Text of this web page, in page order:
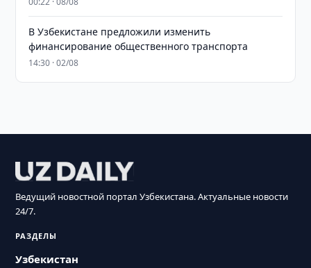
В Узбекистане предложили изменить
финансирование общественного транспорта
14:30 · 02/08
Ведущий новостной портал Узбекистана. Актуальные новости
24/7.
РАЗДЕЛЫ
Узбекистан